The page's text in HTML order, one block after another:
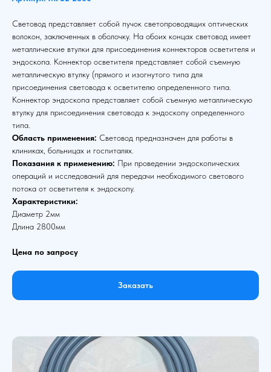
Световод представляет собой пучок светопроводящих оптических
волокон, заключенных в оболочку. На обоих концах световод имеет
металлические втулки для присоединения коннекторов осветителя и
эндоскопа. Коннектор осветителя представляет собой съемную
металлическую втулку (прямого и изогнутого типа для
присоединения световода к осветителю определенного типа.
Коннектор эндоскопа представляет собой съемную металлическую
втулку для присоединения световода к эндоскопу определенного
типа.
Область применения: Световод предназначен для работы в
клиниках, больницах и госпиталях.
Показания к применению: При проведении эндоскопических
операций и исследований для передачи необходимого светового
потока от осветителя к эндоскопу.
Характеристики:
Диаметр 2мм
Длина 2800мм
Цена по запросу
Заказать